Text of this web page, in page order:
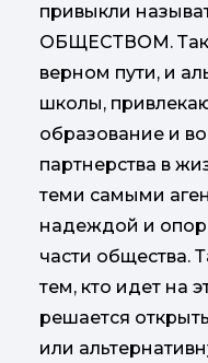
привыкли
ОБЩЕСТВОМ. Так
верном пути, и
школы,
образование и
партнерства в
теми самыми
надеждой и
части общества.
тем, кто идет на
решается
или